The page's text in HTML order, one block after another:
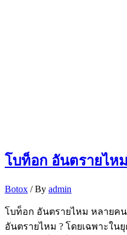
โบท็อก อันตรายไหม
Botox / By admin
โบท็อก อันตรายไหม หลายค
อันตรายไหม ? โดยเฉพาะใน